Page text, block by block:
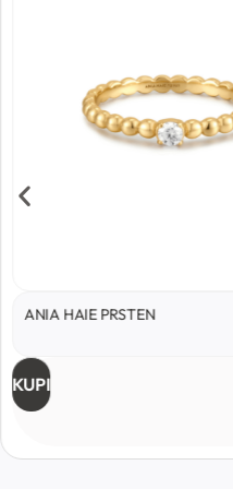
ANIA HAIE PRSTEN
KUPI